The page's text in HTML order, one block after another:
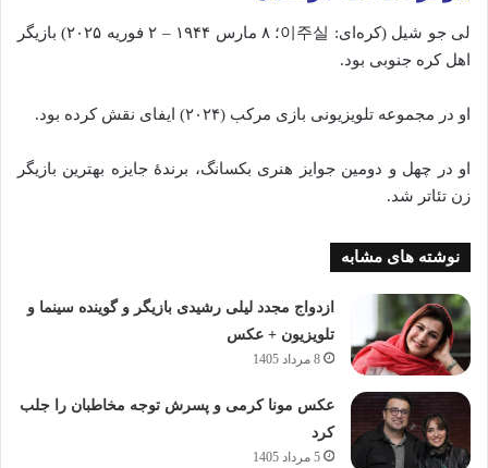
لی جو شیل (کره‌ای: 이주실؛ ۸ مارس ۱۹۴۴ – ۲ فوریه ۲۰۲۵) بازیگر
اهل کره جنوبی بود.
او در مجموعه تلویزیونی بازی مرکب (۲۰۲۴) ایفای نقش کرده بود.
او در چهل و دومین جوایز هنری بکسانگ، برندهٔ جایزه بهترین بازیگر
زن تئاتر شد.
نوشته های مشابه
ازدواج مجدد لیلی رشیدی بازیگر و گوینده سینما و
تلویزیون + عکس
8 مرداد 1405
عکس مونا کرمی و پسرش توجه مخاطبان را جلب
کرد
5 مرداد 1405